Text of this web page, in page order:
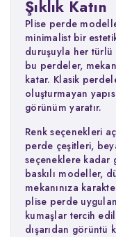
Şıklık Katın
Plise perde
minimalist bir
duruşuyla her türlü
bu perdeler,
katar. Klasik
oluşturmayan
görünüm yaratır.
Renk seçenekleri
perde çeşitleri,
seçeneklere kadar
baskılı modeller,
mekanınıza
plise perde
kumaşlar tercih
dışarıdan